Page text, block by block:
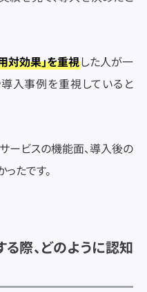
対効果」を重視した人が一
入事例を重視していると
ービスの機能面、導入後の
たです。
際、どのように認知